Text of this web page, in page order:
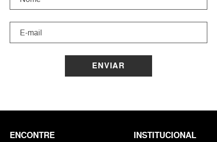
ENVIAR
ENCONTRE INSTITUCIONAL